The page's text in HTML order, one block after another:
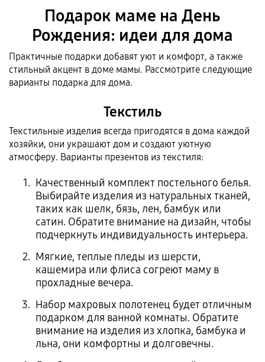
Подарок маме на День
Рождения: идеи для дома
Практичные подарки добавят уют и комфорт, а также
стильный акцент в доме мамы. Рассмотрите следующие
варианты подарка для дома.
Текстиль
Текстильные изделия всегда пригодятся в дома каждой
хозяйки, они украшают дом и создают уютную
атмосферу. Варианты презентов из текстиля:
Качественный комплект постельного белья.
Выбирайте изделия из натуральных тканей,
таких как шелк, бязь, лен, бамбук или
сатин. Обратите внимание на дизайн, чтобы
подчеркнуть индивидуальность интерьера.
Мягкие, теплые пледы из шерсти,
кашемира или флиса согреют маму в
прохладные вечера.
Набор махровых полотенец будет отличным
подарком для ванной комнаты. Обратите
внимание на изделия из хлопка, бамбука и
льна, они комфортны и долговечны.